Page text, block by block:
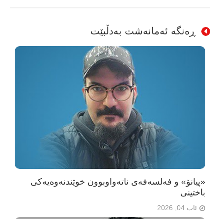
ڕەنگە ئەمانەشت بەدڵبێت
«پیانۆ» و فەلسەفەی ناتەواوبوون خوێندنەوەیەکی
باختینی
ئاب 04, 2026